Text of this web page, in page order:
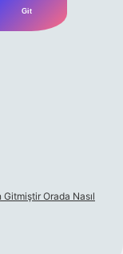
Orada Nasıl